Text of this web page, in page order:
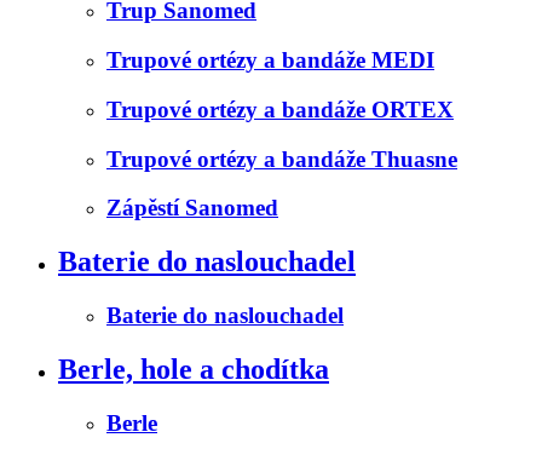
Trup Sanomed
Trupové ortézy a bandáže MEDI
Trupové ortézy a bandáže ORTEX
Trupové ortézy a bandáže Thuasne
Zápěstí Sanomed
Baterie do naslouchadel
Baterie do naslouchadel
Berle, hole a chodítka
Berle